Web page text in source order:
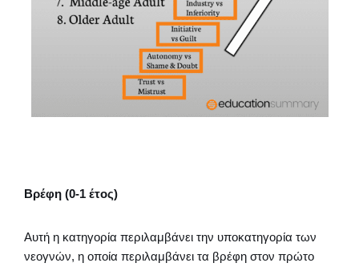
Βρέφη (0-1 έτος)
Αυτή η κατηγορία περιλαμβάνει την υποκατηγορία των
νεογνών, η οποία περιλαμβάνει τα βρέφη στον πρώτο